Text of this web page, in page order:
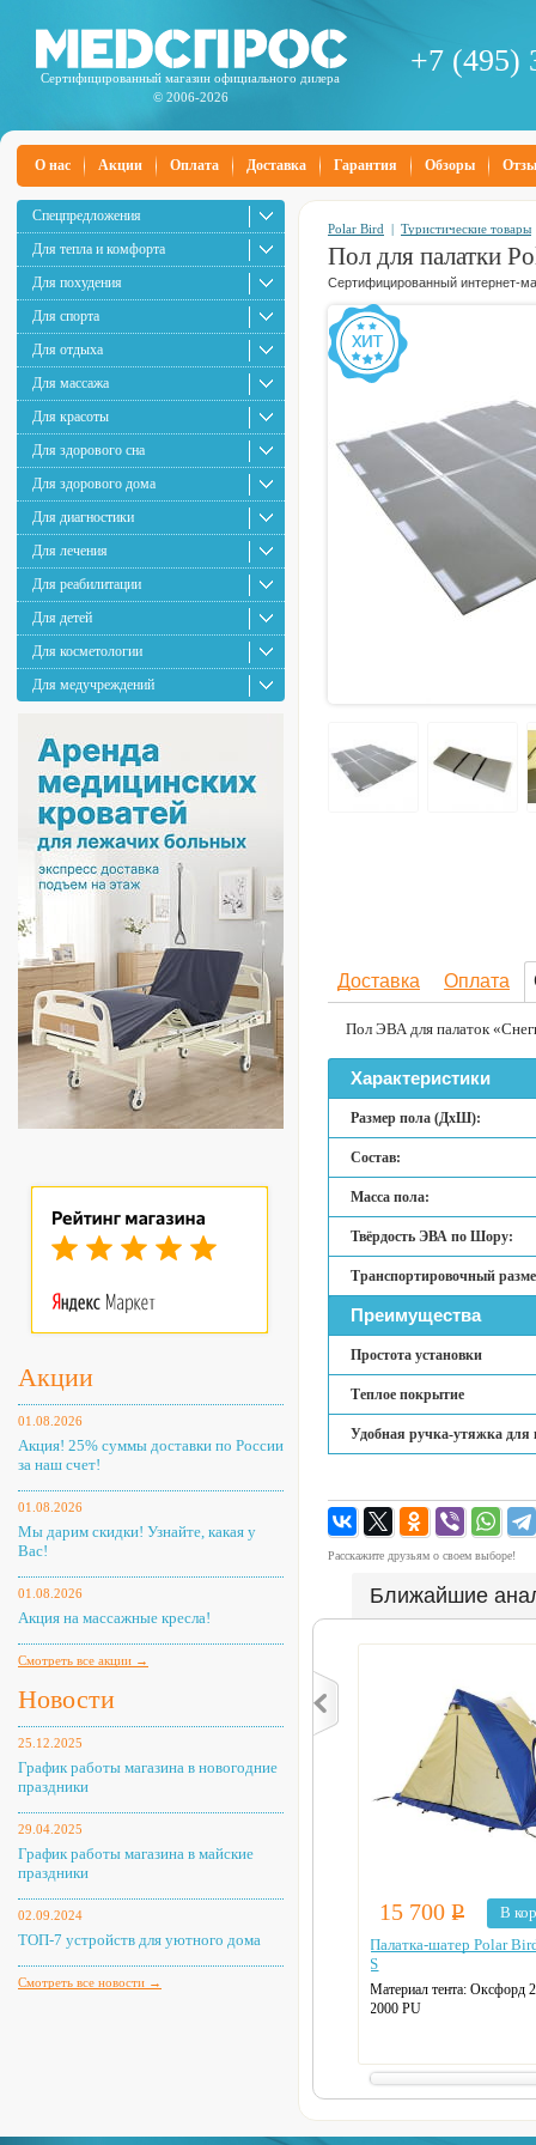
Сертифицированный магазин официального дилера
© 2006-2026
+7 (495)
О нас Акции Оплата Доставка Гарантия Обзоры
Спецпредложения
Для тепла и комфорта
Для похудения
Для спорта
Для отдыха
Для массажа
Для красоты
Для здорового сна
Для здорового дома
Для диагностики
Для лечения
Для реабилитации
Для детей
Для косметологии
Для медучреждений
Акции
01.08.2026
Акция! 25% суммы доставки по России
за наш счет!
01.08.2026
Мы дарим скидки! Узнайте, какая у
Вас!
01.08.2026
Акция на массажные кресла!
Смотреть все акции →
Новости
25.12.2025
График работы магазина в новогодние
праздники
29.04.2025
График работы магазина в майские
праздники
02.09.2024
ТОП-7 устройств для уютного дома
Смотреть все новости →
Polar Bird | Туристические товары
Пол для палатки
Сертифицированный интернет-
Доставка Оплата
Пол ЭВА для палаток
Характеристики
Размер пола (ДхШ):
Состав:
Масса пола:
Твёрдость ЭВА по Шору:
Транспортировочный
Преимущества
Простота установки
Теплое покрытие
Удобная ручка-утяжка для
Расскажите друзьям о своем выборе!
Ближайшие
15 700Р
В
Палатка-шатер Polar
S
Материал тента: Оксфорд
2000 PU
200 х 150 см